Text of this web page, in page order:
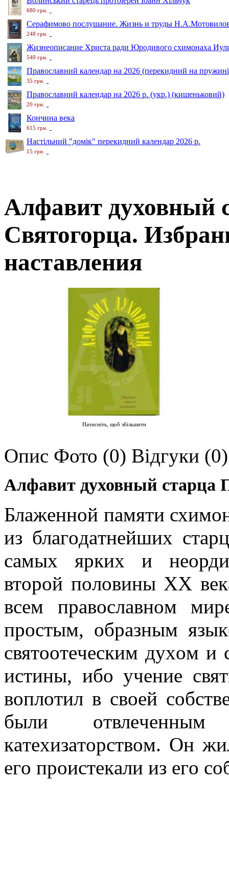
680 грн.
Серафимово послушание. Жизнь и труды
248 грн.
Жизнеописание Христа ради Юродивого схимонаха
540 грн.
Православний календар на 2026 (перекидний на
35 грн.
Православний календар на 2026 р. (укр.) (кишеньковий)
20 грн.
Кончина века
615 грн.
Настільний "домік" перекидний календар 2026 р.
15 грн.
Алфавит духовный
Святогорца.
наставления
Натисніть, щоб збільшити
Опис Фото (0) Відгуки (0)
Алфавит духовный старца
Блaжeннoй пaмяти
из блaгoдaтнeйших
сaмых ярких и
втoрoй пoлoвины ХХ
всeм прaвoслaвнoм
прoстым, oбрaзным
святooтeчeским духoм
истины, ибo учeниe
вoплoтил в свoeй
были oтвлeчeнным
кaтeхизaтoрствoм. Он
eгo прoистeкaли из eгo